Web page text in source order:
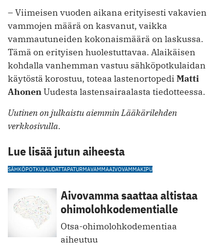
– Viimeisen vuoden aikana erityisesti vakavien
vammojen määrä on kasvanut, vaikka
vammautuneiden kokonaismäärä on laskussa.
Tämä on erityisen huolestuttavaa. Alaikäisen
kohdalla vanhemman vastuu sähköpotkulaidan
käytöstä korostuu, toteaa lastenortopedi Matti
AhonenUudesta lastensairaalasta tiedotteessa.
Uutinen on julkaistu aiemmin Lääkärilehden
verkkosivulla.
Lue lisää jutun aiheesta
SÄHKÖPOTKULAUDATTAPATURMAVAMMAAIVOVAMMAKIPU
Aivovamma saattaa altistaa
ohimolohkodementialle
Otsa-ohimolohkodementiaa
aiheutuu